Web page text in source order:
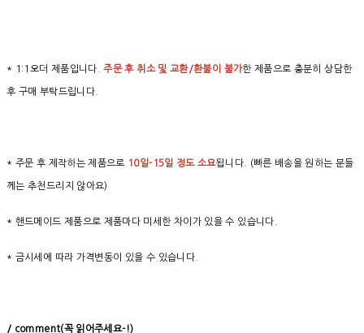
* 1:1오더 제품입니다.주문 후 취소 및 교환/환불이 불가한 제품으로 충분히 상담한
후 구매 부탁드립니다.
* 주문 후 제작하는 제품으로 10일-15일 정도 소요됩니다. (빠른 배송을 원하는 분들
께는 추천드리지 않아요)
* 핸드메이드 제품으로 제품마다 미세한 차이가 있을 수 있습니다.
* 금시세에 따라 가격변동이 있을 수 있습니다.
/ comment(꼭 읽어주세요-!)